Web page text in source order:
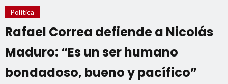
Política
Rafael Correa defiende a Nicolás
Maduro: “Es un ser humano
bondadoso, bueno y pacífico”